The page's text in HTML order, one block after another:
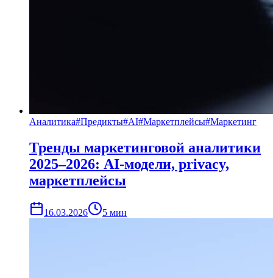
Аналитика#Предикты#AI#Маркетплейсы#Маркетинг
Тренды маркетинговой аналитики
2025–2026: AI-модели, privacy,
маркетплейсы
16.03.2026 5 мин